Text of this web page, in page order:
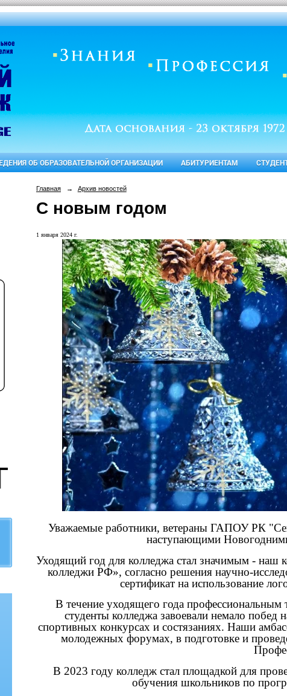
ОБ ОБРАЗОВАТЕЛЬНОЙ ОРГАНИЗАЦИИ АБИТУРИЕНТАМ
Главная → Архив новостей
С новым годом
1 января 2024 г.
Уважаемые работники, ветераны ГАПОУ РК
наступающими
Уходящий год для колледжа стал значимым - наш
колледжи РФ», согласно решения научно-
сертификат на использование
В течение уходящего года профессиональным
студенты колледжа завоевали немало
спортивных конкурсах и состязаниях. Наши
молодежных форумах, в подготовке и
В 2023 году колледж стал площадкой для
обучения школьников по